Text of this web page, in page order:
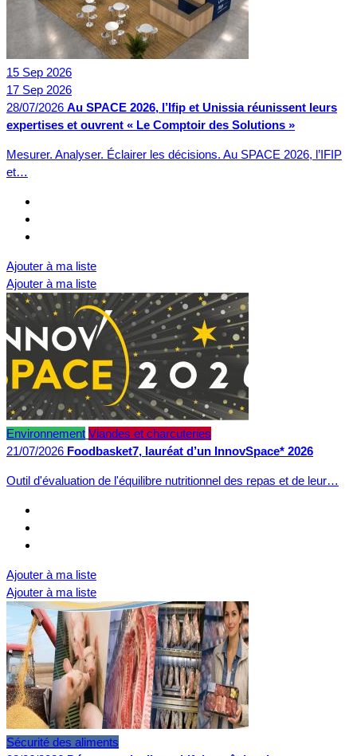
15 Sep 2026
17 Sep 2026
28/07/2026 Au SPACE 2026, l’Ifip et Unissia réunissent leurs
expertises et ouvrent « Le Comptoir des Solutions »
Mesurer. Analyser. Éclairer les décisions. Au SPACE 2026, l’IFIP
et…
Ajouter à ma liste
Ajouter à ma liste
Environnement Viandes et charcuteries
21/07/2026 Foodbasket7, lauréat d’un InnovSpace* 2026
Outil d'évaluation de l'équilibre nutritionnel des repas et de leur…
Ajouter à ma liste
Ajouter à ma liste
Sécurité des aliments